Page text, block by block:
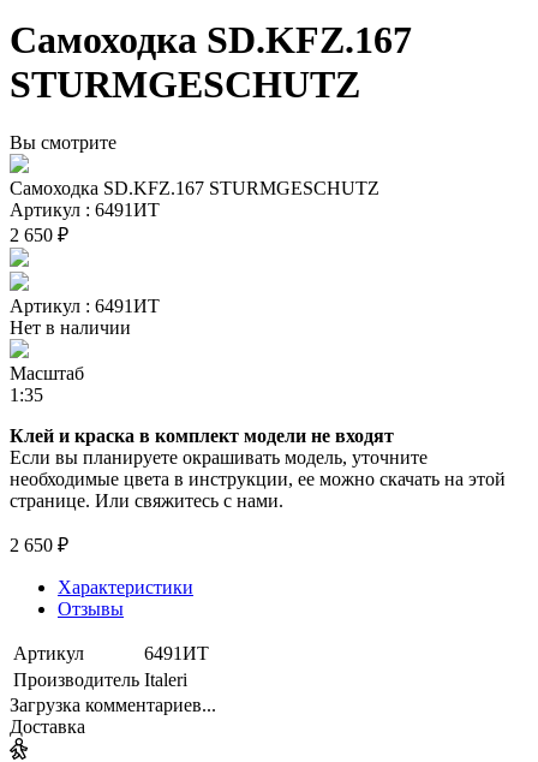
Самоходка SD.KFZ.167
STURMGESCHUTZ
Вы смотрите
Самоходка SD.KFZ.167 STURMGESCHUTZ
Артикул : 6491ИТ
2 650 ₽
Артикул : 6491ИТ
Нет в наличии
Масштаб
1:35
Клей и краска в комплект модели не входят
Если вы планируете окрашивать модель, уточните
необходимые цвета в инструкции, ее можно скачать на этой
странице. Или свяжитесь с нами.
2 650 ₽
Характеристики
Отзывы
Артикул
6491ИТ
Производитель Italeri
Загрузка комментариев...
Доставка